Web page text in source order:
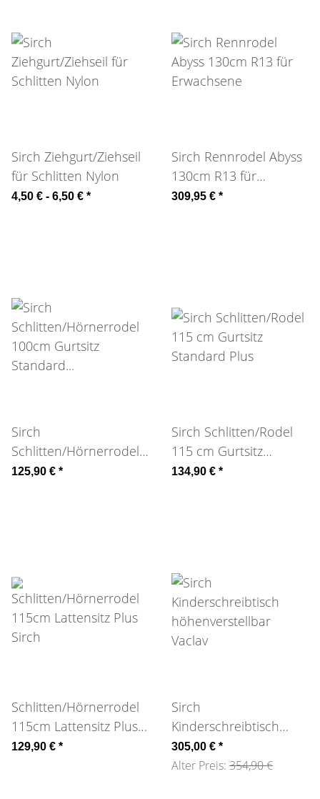
Sirch Ziehgurt/Ziehseil
für Schlitten Nylon
4,50 € - 6,50 € *
Sirch Rennrodel Abyss
130cm R13 für
Erwachsene
309,95 € *
Sirch
Schlitten/Hörnerrodel
100cm Gurtsitz
125,90 € *
Sirch Schlitten/Rodel
115 cm Gurtsitz
Standard Plus
134,90 € *
Schlitten/Hörnerrodel
115cm Lattensitz Plus
Sirch
129,90 € *
Sirch
Kinderschreibtisch
höhenverstellbar
Vaclav
305,00 € *
Alter Preis: 354,90 €